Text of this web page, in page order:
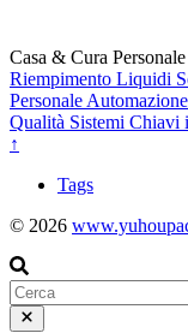
Casa & Cura Personale
Riempimento Liquidi
Personale Automazione
Qualità Sistemi Chiavi
↑
Tags
© 2026